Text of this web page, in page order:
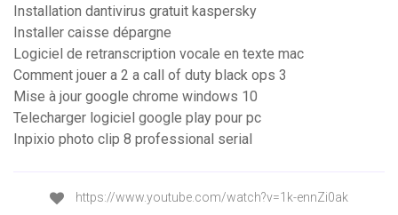
Installation dantivirus gratuit kaspersky
Installer caisse dépargne
Logiciel de retranscription vocale en texte mac
Comment jouer a 2 a call of duty black ops 3
Mise à jour google chrome windows 10
Telecharger logiciel google play pour pc
Inpixio photo clip 8 professional serial
https://www.youtube.com/watch?v=1k-ennZi0ak